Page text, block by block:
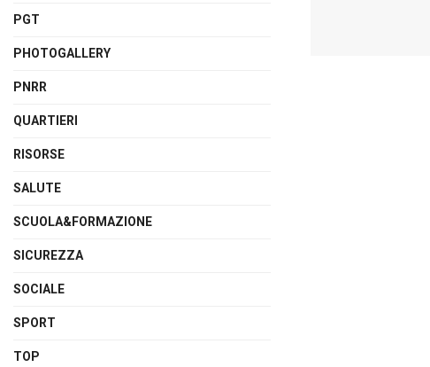
PGT
PHOTOGALLERY
PNRR
QUARTIERI
RISORSE
SALUTE
SCUOLA&FORMAZIONE
SICUREZZA
SOCIALE
SPORT
TOP